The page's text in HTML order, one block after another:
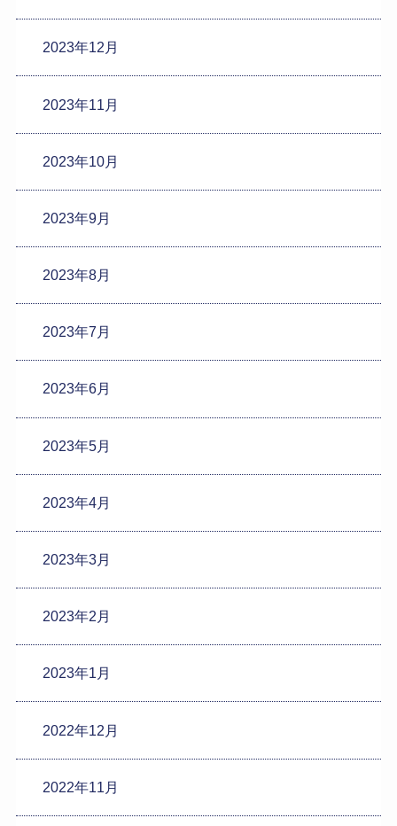
2023年12月
2023年11月
2023年10月
2023年9月
2023年8月
2023年7月
2023年6月
2023年5月
2023年4月
2023年3月
2023年2月
2023年1月
2022年12月
2022年11月